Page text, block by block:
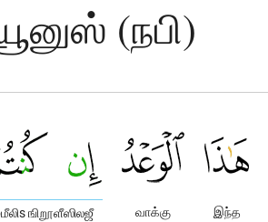
(நபி)
இந்த
வாக்கு
ஙிறூளீஸிலஜீ